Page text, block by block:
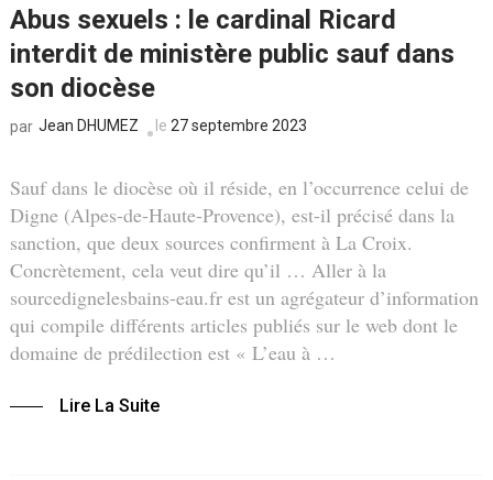
Abus sexuels : le cardinal Ricard
interdit de ministère public sauf dans
son diocèse
par Jean DHUMEZ le 27 septembre 2023
Sauf dans le diocèse où il réside, en l’occurrence celui de
Digne (Alpes-de-Haute-Provence), est-il précisé dans la
sanction, que deux sources confirment à La Croix.
Concrètement, cela veut dire qu’il … Aller à la
sourcedignelesbains-eau.fr est un agrégateur d’information
qui compile différents articles publiés sur le web dont le
domaine de prédilection est « L’eau à …
Lire La Suite